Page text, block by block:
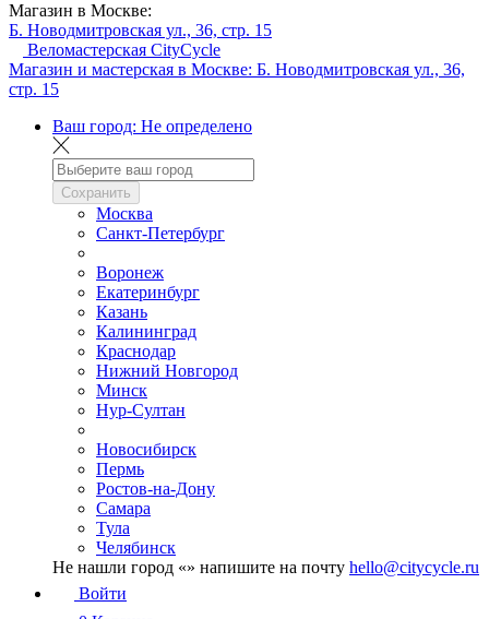
Магазин в Москве:
Б. Новодмитровская ул., 36, стр. 15
Веломастерская CityCycle
Магазин и мастерская в Москве: Б. Новодмитровская ул., 36,
стр. 15
Ваш город: Не определено
Сохранить
Москва
Санкт-Петербург
Воронеж
Екатеринбург
Казань
Калининград
Краснодар
Нижний Новгород
Минск
Нур-Султан
Новосибирск
Пермь
Ростов-на-Дону
Самара
Тула
Челябинск
Не нашли город «» напишите на почту hello@citycycle.ru
Войти